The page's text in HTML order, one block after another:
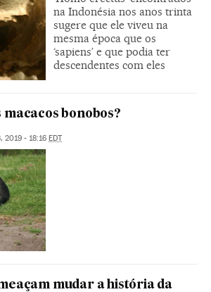
na Indonésia nos anos trinta
sugere que ele viveu na
mesma época que os
‘sapiens’ e que podia ter
descendentes com eles
macacos bonobos?
2019 - 18:16 EDT
mudar a história da